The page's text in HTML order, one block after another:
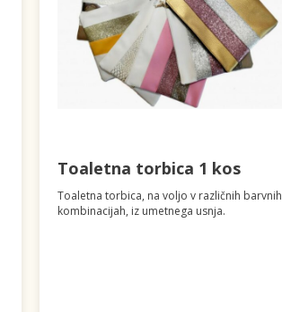
Toaletna torbica 1 kos
Toaletna torbica, na voljo v različnih barvnih
kombinacijah, iz umetnega usnja.